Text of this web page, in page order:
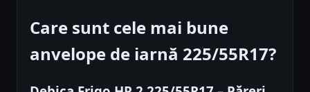
Care sunt cele mai bune
anvelope de iarnă 225/55R17?